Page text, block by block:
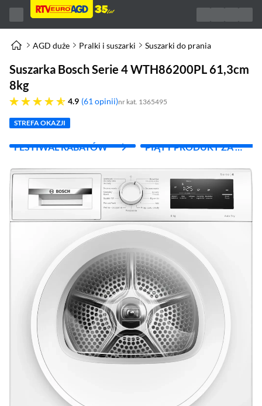
AGD duże Pralki i suszarki Suszarki do prania
Suszarka Bosch Serie 4 WTH86200PL 61,3cm
8kg
4.9
4.9 gwiazdek 61 opinii nr kat. 1365495
STREFA OKAZJI
FESTIWAL RABATÓW
PIĄTY PRODUKT ZA 1